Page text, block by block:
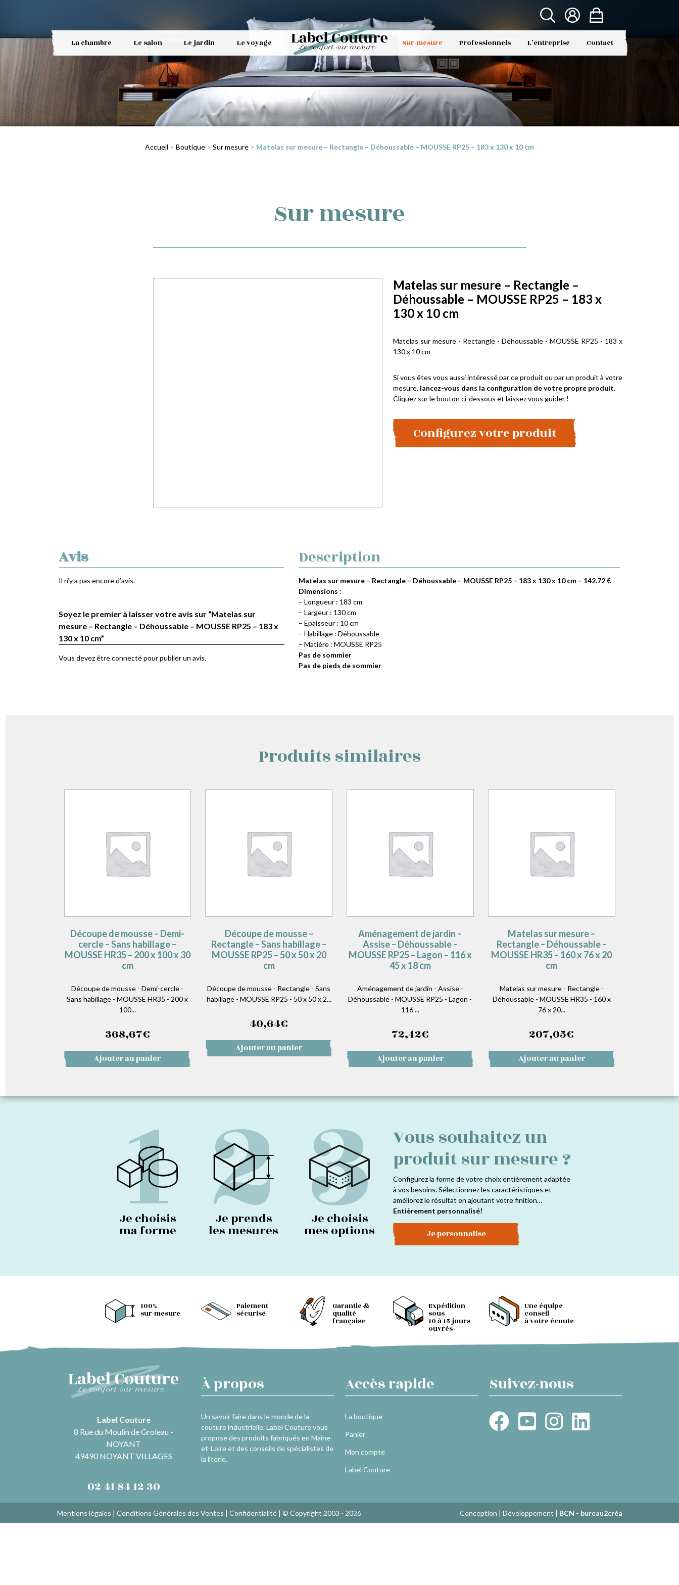
La chambre Le salon Le jardin Le voyage Sur-mesure Professionnels L’entreprise Contact
Accueil > Boutique > Sur mesure > Matelas sur mesure – Rectangle – Déhoussable – MOUSSE RP25 – 183 x 130 x 10 cm
Sur mesure
Matelas sur mesure – Rectangle –
Déhoussable – MOUSSE RP25 – 183 x
130 x 10 cm
Matelas sur mesure - Rectangle - Déhoussable - MOUSSE RP25 - 183 x
130 x 10 cm
Si vous êtes vous aussi intéressé par ce produit ou par un produit à votre
mesure, lancez-vous dans la configuration de votre propre produit.
Cliquez sur le bouton ci-dessous et laissez vous guider !
Configurez votre produit
Avis
Il n’y a pas encore d’avis.
Soyez le premier à laisser votre avis sur “Matelas sur
mesure – Rectangle – Déhoussable – MOUSSE RP25 – 183 x
130 x 10 cm”
Vous devez êtreconnectépour publier un avis.
Description
Matelas sur mesure – Rectangle – Déhoussable – MOUSSE RP25 – 183 x 130 x 10 cm – 142.72 €
Dimensions :
– Longueur : 183 cm
– Largeur : 130 cm
– Epaisseur : 10 cm
– Habillage : Déhoussable
– Matière : MOUSSE RP25
Pas de sommier
Pas de pieds de sommier
Produits similaires
Découpe de mousse – Demi-
cercle – Sans habillage –
MOUSSE HR35 – 200 x 100 x 30
cm
Découpe de mousse - Demi-cercle -
Sans habillage - MOUSSE HR35 - 200 x
100...
368,67€
Ajouter au panier
Découpe de mousse –
Rectangle – Sans habillage –
MOUSSE RP25 – 50 x 50 x 20
cm
Découpe de mousse - Rectangle - Sans
habillage - MOUSSE RP25 - 50 x 50 x 2...
40,64€
Ajouter au panier
Aménagement de jardin –
Assise – Déhoussable –
MOUSSE RP25 – Lagon – 116 x
45 x 18 cm
Aménagement de jardin - Assise -
Déhoussable - MOUSSE RP25 - Lagon -
116 ...
72,42€
Ajouter au panier
Matelas sur mesure –
Rectangle – Déhoussable –
MOUSSE HR35 – 160 x 76 x 20
cm
Matelas sur mesure - Rectangle -
Déhoussable - MOUSSE HR35 - 160 x
76 x 20...
207,05€
Ajouter au panier
1
Je choisis
ma forme 2
Je prends
les mesures 3
Je choisis
mes options
Vous souhaitez un
produit sur mesure ?
Configurez la forme de votre choix entièrement adaptée
à vos besoins. Sélectionnez les caractéristiques et
améliorez le résultat en ajoutant votre finition…
Entièrement personnalisé!
Je personnalise
100%
sur-mesure
Paiement
sécurisé
Garantie &
qualité
française
Expédition
sous
10 à 15 jours
ouvrés
Une équipe
conseil
à votre écoute
Label Couture
8 Rue du Moulin de Groleau -
NOYANT
49490 NOYANT VILLAGES
02 41 84 12 30
À propos
Un savoir faire dans le monde de la
couture industrielle. Label Couture vous
propose des produits fabriqués en Maine-
et-Loire et des conseils de spécialistes de
la literie.
Accès rapide
La boutique
Panier
Mon compte
Label Couture
Suivez-nous
Mentions légales | Conditions Générales des Ventes | Confidentialité| © Copyright 2003 - 2026 Conception | Développement | BCN - bureau2créa